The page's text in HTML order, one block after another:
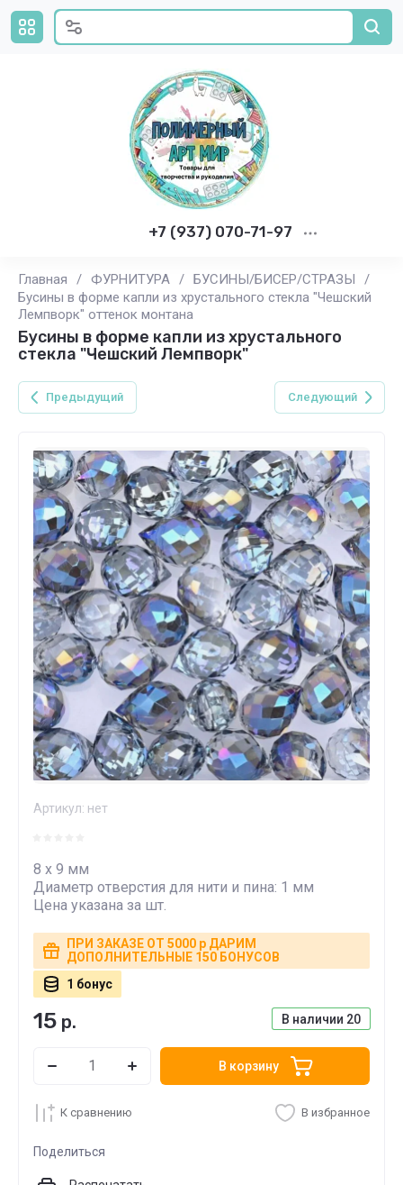
+7 (937) 070-71-97
Главная / ФУРНИТУРА / БУСИНЫ/БИСЕР/СТРАЗЫ
/
Бусины в форме капли из хрустального стекла "Чешский
Лемпворк" оттенок монтана
Бусины в форме капли из хрустального
стекла "Чешский Лемпворк"
Предыдущий Следующий
Артикул: нет
8 x 9 мм
Диаметр отверстия для нити и пина: 1 мм
Цена указана за шт.
ПРИ ЗАКАЗЕ ОТ 5000 р ДАРИМ
ДОПОЛНИТЕЛЬНЫЕ 150 БОНУСОВ
1 бонус
В наличии 20
15 р.
В корзину
К сравнению В избранное
Поделиться